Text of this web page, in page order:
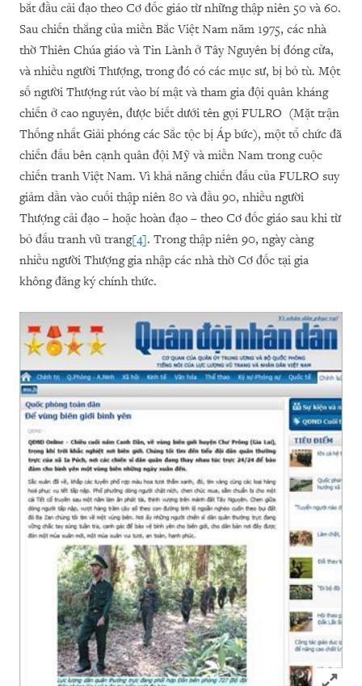
bắt đầu cải đạo theo Cơ đốc giáo từ những thập niên 50 và 60.
Sau chiến thắng của miền Bắc Việt Nam năm 1975, các nhà
thờ Thiên Chúa giáo và Tin Lành ở Tây Nguyên bị đóng cửa,
và nhiều người Thượng, trong đó có các mục sư, bị bỏ tù. Một
số người Thượng rút vào bí mật và tham gia đội quân kháng
chiến ở cao nguyên, được biết dưới tên gọi FULRO (Mặt trận
Thống nhất Giải phóng các Sắc tộc bị Áp bức), một tổ chức đã
chiến đấu bên cạnh quân đội Mỹ và miền Nam trong cuộc
chiến tranh Việt Nam. Vì khả năng chiến đấu của FULRO suy
giảm dần vào cuối thập niên 80 và đầu 90, nhiều người
Thượng cải đạo – hoặc hoàn đạo – theo Cơ đốc giáo sau khi từ
bỏ đấu tranh vũ trang[4]. Trong thập niên 90, ngày càng
nhiều người Thượng gia nhập các nhà thờ Cơ đốc tại gia
không đăng ký chính thức.
Click